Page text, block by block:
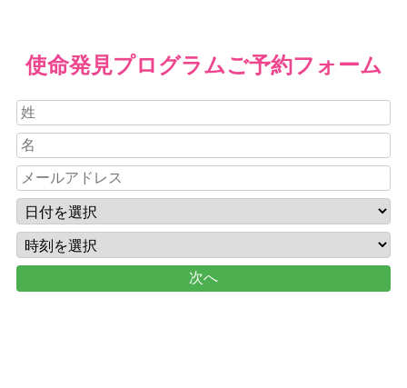
使命発見プログラムご予約フォーム